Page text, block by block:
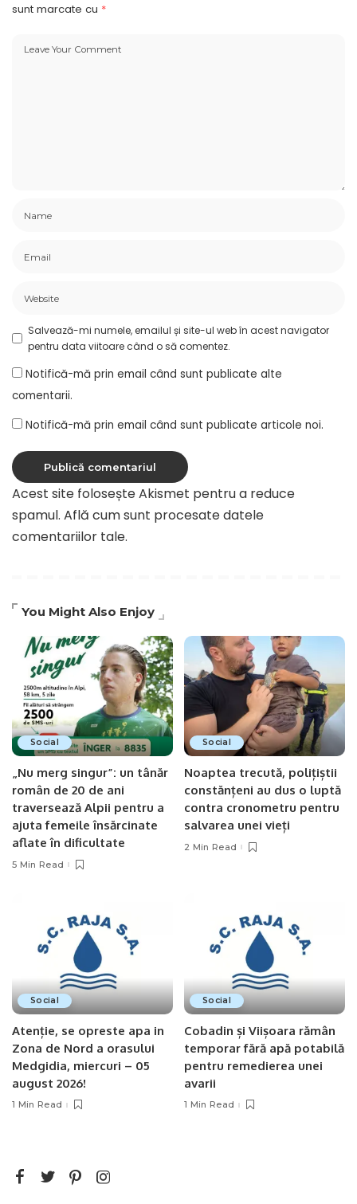
sunt marcate cu *
Salvează-mi numele, emailul și site-ul web în acest navigator
pentru data viitoare când o să comentez.
Notifică-mă prin email când sunt publicate alte
comentarii.
Notifică-mă prin email când sunt publicate articole noi.
Acest site folosește Akismet pentru a reduce
spamul. Află cum sunt procesate datele
comentariilor tale.
You Might Also Enjoy
Social
„Nu merg singur”: un tânăr
român de 20 de ani
traversează Alpii pentru a
ajuta femeile însărcinate
aflate în dificultate
5 Min Read
Social
Noaptea trecută, polițiștii
constănțeni au dus o luptă
contra cronometru pentru
salvarea unei vieți
2 Min Read
Social
Atenție, se opreste apa in
Zona de Nord a orasului
Medgidia, miercuri – 05
august 2026!
1 Min Read
Social
Cobadin și Viișoara rămân
temporar fără apă potabilă
pentru remedierea unei
avarii
1 Min Read